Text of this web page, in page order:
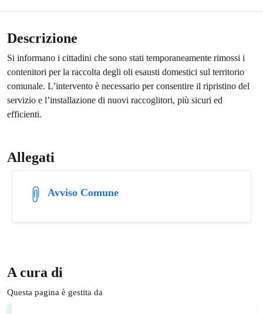
Descrizione
Si informano i cittadini che sono stati temporaneamente rimossi i
contenitori per la raccolta degli oli esausti domestici sul territorio
comunale. L’intervento è necessario per consentire il ripristino del
servizio e l’installazione di nuovi raccoglitori, più sicuri ed
efficienti.
Allegati
Avviso Comune
A cura di
Questa pagina è gestita da